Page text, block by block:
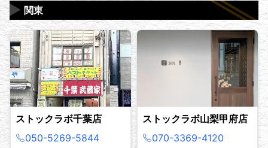
関東
▶
ストックラボ千葉店
050-5269-5844
ストックラボ山梨甲府店
070-3369-4120